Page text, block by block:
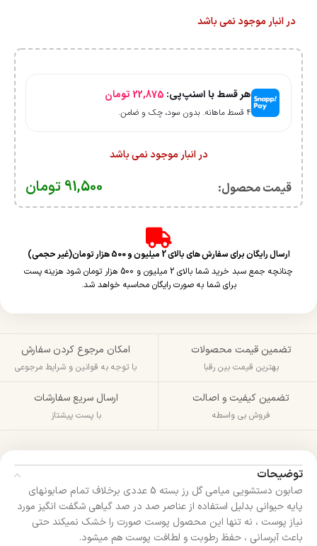
در انبار موجود نمی باشد
هر قسط با اسنپ‌پی: 22,875 تومان
۴ قسط ماهانه. بدون سود، چک و ضامن.
در انبار موجود نمی باشد
قیمت محصول:​ 91,500 تومان
ارسال رایگان برای سفارش های بالای 2 میلیون و 500 هزار تومان(غیر حجمی)
چنانچه جمع سبد خرید شما بالای 2 میلیون و 500 هزار تومان شود هزینه پست
برای شما به صورت رایگان محاسبه خواهد شد.
تضمین قیمت محصولات
بهترین قیمت بین رقبا
امکان مرجوع کردن سفارش
با توجه به قوانین و شرایط مرجوعی
تضمین کیفیت و اصالت
فروش بی واسطه
ارسال سریع سفارشات
با پست پیشتاز
توضیحات
صابون دستشویی میامی گل رز بسته 5 عددی برخلاف تمام صابونهای
پایه حیوانی بدلیل استفاده از عناصر صد در صد گیاهی شگفت انگیز مورد
نیاز پوست ، نه تنها این محصول پوست صورت را خشک نمیکند حتی
باعث آبرسانی ، حفظ رطوبت و لطافت پوست هم میشود.